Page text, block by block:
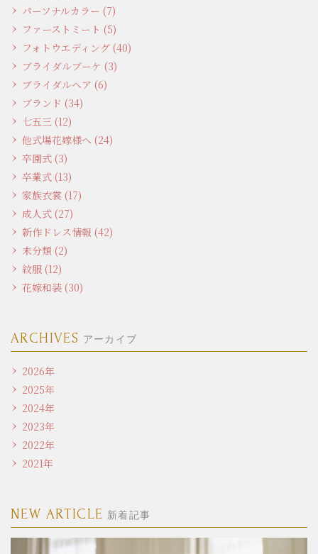
パーソナルカラー (7)
ファーストミート (5)
フォトウエディング (40)
ブライダルブーケ (3)
ブライダルヘア (6)
ブランド (34)
七五三 (12)
他式場花嫁様へ (24)
卒園式 (3)
卒業式 (13)
家族衣裳 (17)
成人式 (27)
新作ドレス情報 (42)
未分類 (2)
紋服 (12)
花嫁和装 (30)
ARCHIVES アーカイブ
2026年
2025年
2024年
2023年
2022年
2021年
NEW ARTICLE 新着記事